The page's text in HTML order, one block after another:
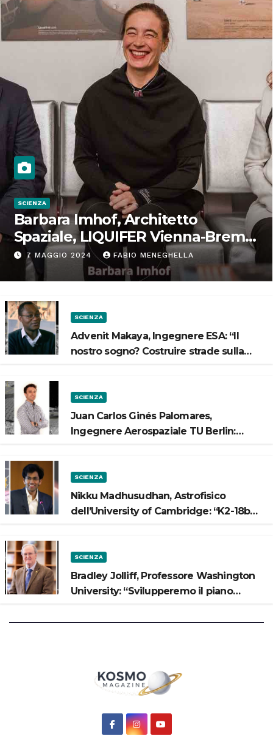
SCIENZA
Barbara Imhof, Architetto
Spaziale, LIQUIFER Vienna-Brema:
“Progettiamo habitat per lo
Spazio”
7 MAGGIO 2024 FABIO MENEGHELLA
SCIENZA
Advenit Makaya, Ingegnere ESA: “Il
nostro sogno? Costruire strade sulla
SCIENZA
Juan Carlos Ginés Palomares,
Ingegnere Aerospaziale TU Berlin:
SCIENZA
Nikku Madhusudhan, Astrofisico
dell’University of Cambridge: “K2-18b
SCIENZA
Bradley Jolliff, Professore Washington
University: “Svilupperemo il piano